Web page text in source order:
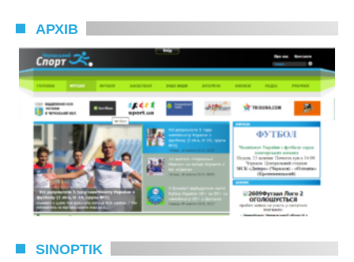
АРХІВ
SINOPTIK